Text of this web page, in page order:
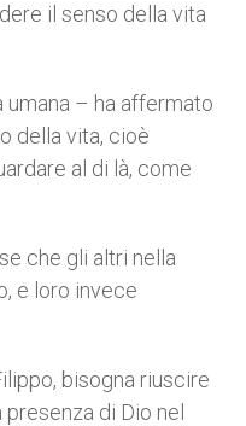
il senso della vita
umana – ha affermato
della vita, cioè
al di là, come
che gli altri nella
e loro invece
bisogna riuscire
presenza di Dio nel